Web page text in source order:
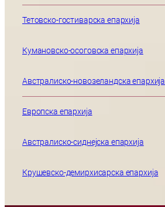
Тетовско-гостиварска епархија
Кумановско-осоговска епархија
Австралиско-новозеландска епархија
Европска епархија
Австралиско-сиднејска епархија
Крушевско-демирхисарска епархија